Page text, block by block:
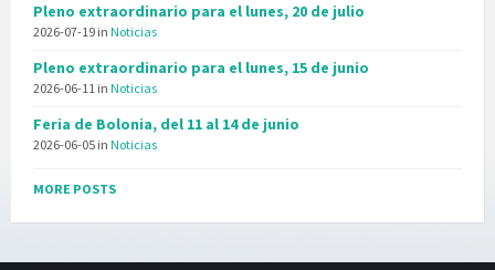
Pleno extraordinario para el lunes, 20 de julio
2026-07-19 in Noticias
Pleno extraordinario para el lunes, 15 de junio
2026-06-11 in Noticias
Feria de Bolonia, del 11 al 14 de junio
2026-06-05 in Noticias
MORE POSTS